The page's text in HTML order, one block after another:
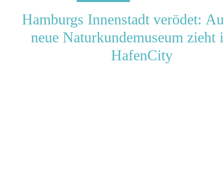
Hamburgs Innenstadt verödet:
neue Naturkundemuseum zieht
HafenCity